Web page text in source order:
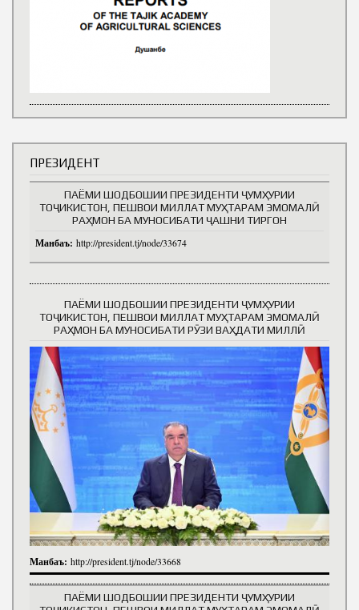
ПРЕЗИДЕНТ
ПАЁМИ ШОДБОШИИ ПРЕЗИДЕНТИ ҶУМҲУРИИ
ТОҶИКИСТОН, ПЕШВОИ МИЛЛАТ МУҲТАРАМ ЭМОМАЛӢ
РАҲМОН БА МУНОСИБАТИ ҶАШНИ ТИРГОН
Манбаъ: http://president.tj/node/33674
ПАЁМИ ШОДБОШИИ ПРЕЗИДЕНТИ ҶУМҲУРИИ
ТОҶИКИСТОН, ПЕШВОИ МИЛЛАТ МУҲТАРАМ ЭМОМАЛӢ
РАҲМОН БА МУНОСИБАТИ РӮЗИ ВАҲДАТИ МИЛЛӢ
Манбаъ: http://president.tj/node/33668
ПАЁМИ ШОДБОШИИ ПРЕЗИДЕНТИ ҶУМҲУРИИ